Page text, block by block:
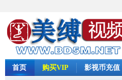
首页 购买VIP 影视币充值